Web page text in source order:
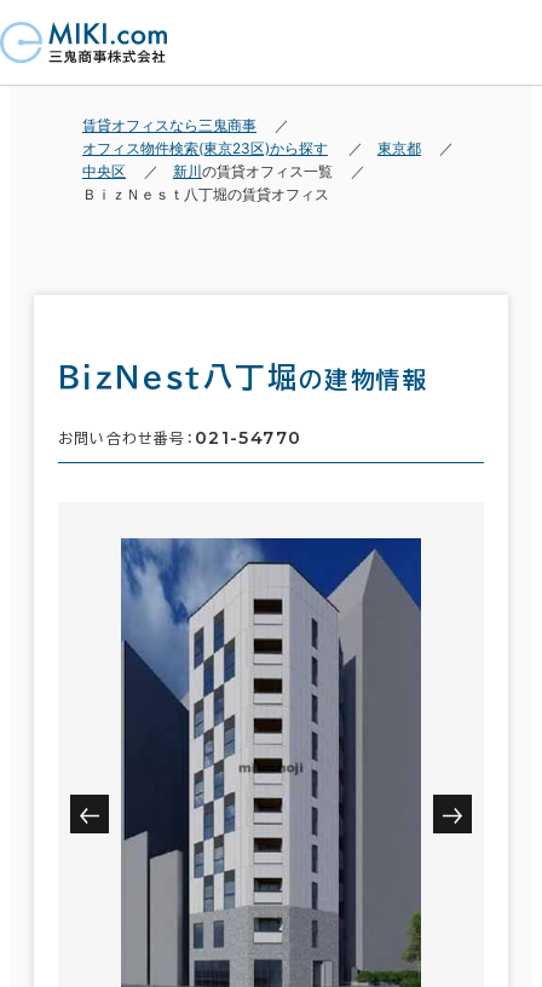
賃貸オフィスなら三鬼商事
オフィス物件検索(東京23区)から探す
東京都
中央区
新川 の賃貸オフィス一覧
ＢｉｚＮｅｓｔ八丁堀の賃貸オフィス
ＢｉｚＮｅｓｔ八丁堀の建物情報
お問い合わせ番号： 021-54770